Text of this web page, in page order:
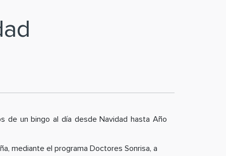
de un bingo al día desde Navidad hasta Año
mediante el programa Doctores Sonrisa, a